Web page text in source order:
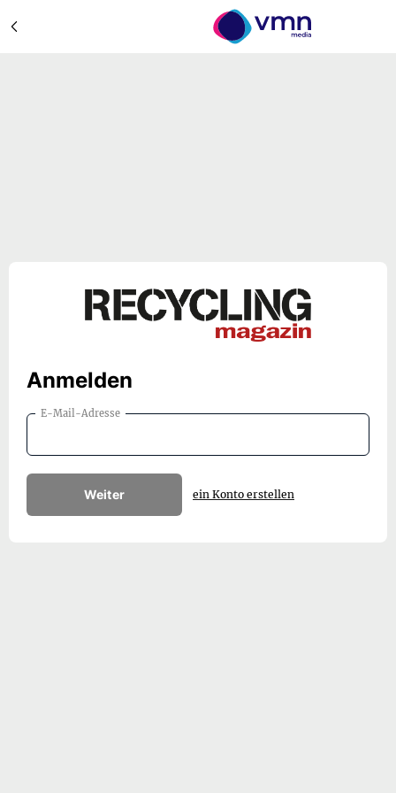
Anmelden
E-Mail-Adresse
Weiter ein Konto erstellen